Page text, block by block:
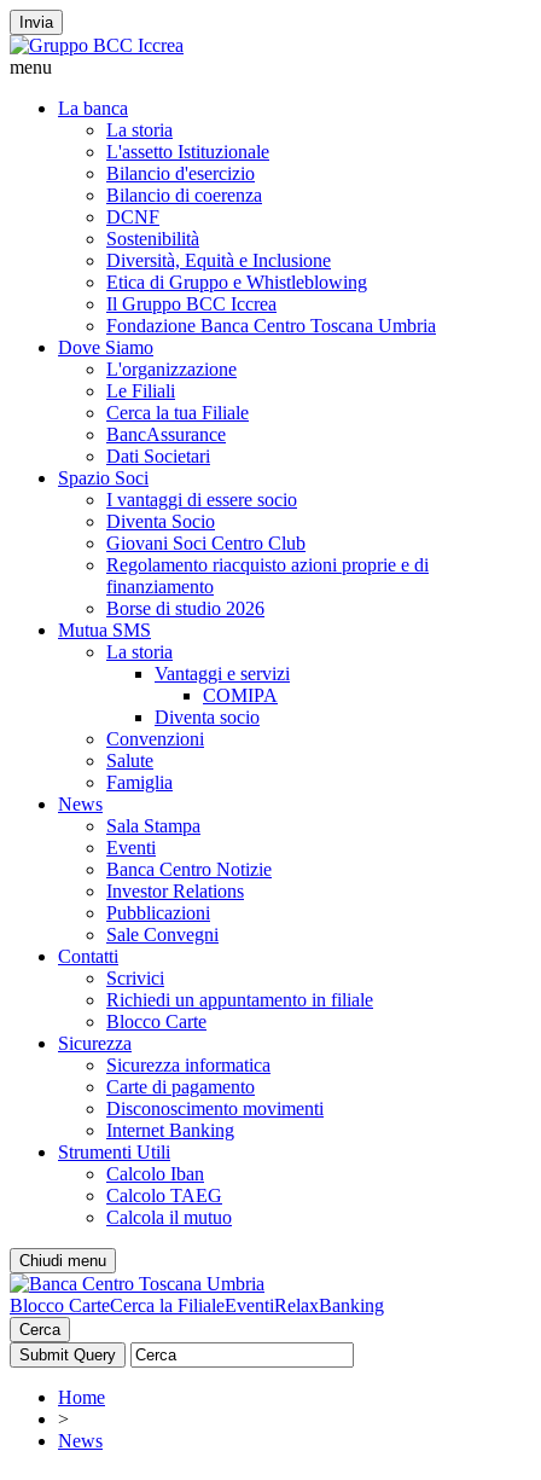
Invia
menu
La banca
La storia
L'assetto Istituzionale
Bilancio d'esercizio
Bilancio di coerenza
DCNF
Sostenibilità
Diversità, Equità e Inclusione
Etica di Gruppo e Whistleblowing
Il Gruppo BCC Iccrea
Fondazione Banca Centro Toscana Umbria
Dove Siamo
L'organizzazione
Le Filiali
Cerca la tua Filiale
BancAssurance
Dati Societari
Spazio Soci
I vantaggi di essere socio
Diventa Socio
Giovani Soci Centro Club
Regolamento riacquisto azioni proprie e di
finanziamento
Borse di studio 2026
Mutua SMS
La storia
Vantaggi e servizi
COMIPA
Diventa socio
Convenzioni
Salute
Famiglia
News
Sala Stampa
Eventi
Banca Centro Notizie
Investor Relations
Pubblicazioni
Sale Convegni
Contatti
Scrivici
Richiedi un appuntamento in filiale
Blocco Carte
Sicurezza
Sicurezza informatica
Carte di pagamento
Disconoscimento movimenti
Internet Banking
Strumenti Utili
Calcolo Iban
Calcolo TAEG
Calcola il mutuo
Chiudi menu
Blocco CarteCerca la FilialeEventiRelaxBanking
Cerca
Home
>
News